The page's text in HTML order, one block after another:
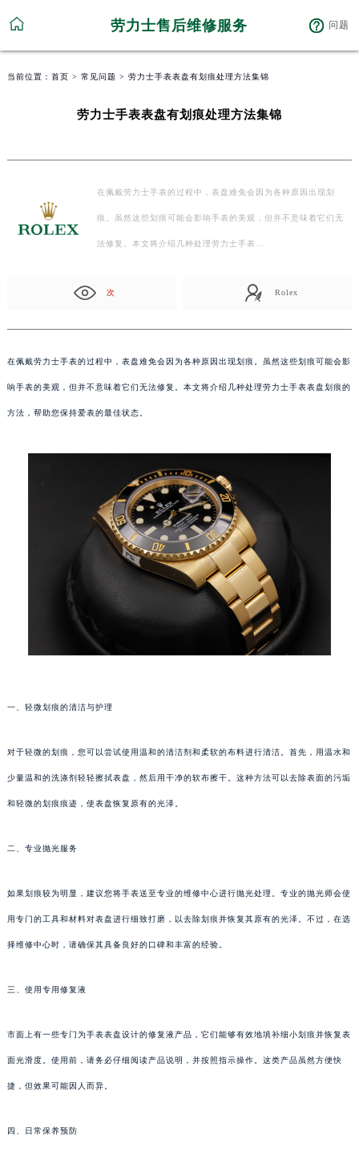
劳力士售后维修服务 问题
当前位置： 首页 > 常见问题 > 劳力士手表表盘有划痕处理方法集锦
劳力士手表表盘有划痕处理方法集锦
在佩戴劳力士手表的过程中，表盘难免会因为各种原因出现划
痕。虽然这些划痕可能会影响手表的美观，但并不意味着它们无
法修复。本文将介绍几种处理劳力士手表…
次 Rolex
在佩戴劳力士手表的过程中，表盘难免会因为各种原因出现划痕。虽然这些划痕可能会影
响手表的美观，但并不意味着它们无法修复。本文将介绍几种处理劳力士手表表盘划痕的
方法，帮助您保持爱表的最佳状态。
一、轻微划痕的清洁与护理
对于轻微的划痕，您可以尝试使用温和的清洁剂和柔软的布料进行清洁。首先，用温水和
少量温和的洗涤剂轻轻擦拭表盘，然后用干净的软布擦干。这种方法可以去除表面的污垢
和轻微的划痕痕迹，使表盘恢复原有的光泽。
二、专业抛光服务
如果划痕较为明显，建议您将手表送至专业的维修中心进行抛光处理。专业的抛光师会使
用专门的工具和材料对表盘进行细致打磨，以去除划痕并恢复其原有的光泽。不过，在选
择维修中心时，请确保其具备良好的口碑和丰富的经验。
三、使用专用修复液
市面上有一些专门为手表表盘设计的修复液产品，它们能够有效地填补细小划痕并恢复表
面光滑度。使用前，请务必仔细阅读产品说明，并按照指示操作。这类产品虽然方便快
捷，但效果可能因人而异。
四、日常保养预防